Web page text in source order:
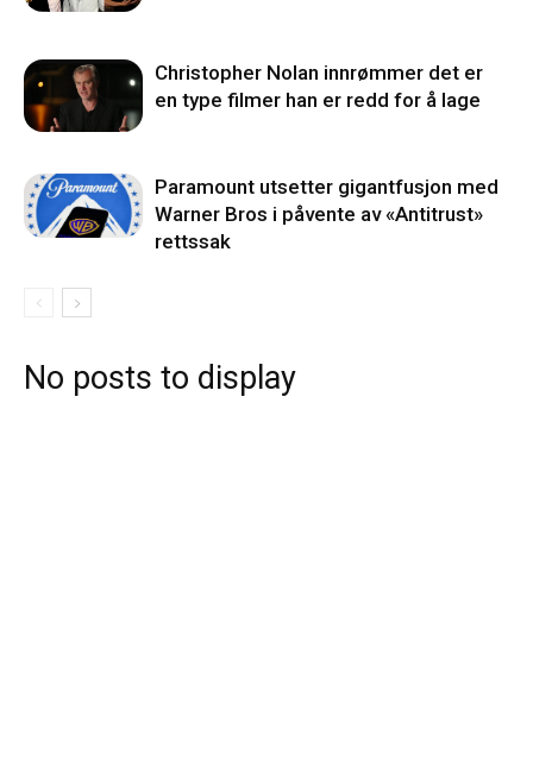
Christopher Nolan innrømmer det er
en type filmer han er redd for å lage
Paramount utsetter gigantfusjon med
Warner Bros i påvente av «Antitrust»
rettssak
No posts to display